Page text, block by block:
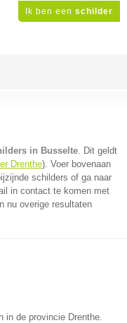
Ik ben een schilder
in Busselte. Dit geldt
Drenthe). Voer bovenaan
schilders of ga naar
in contact te komen met
nu overige resultaten
in de provincie Drenthe.